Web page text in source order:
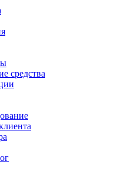
средства